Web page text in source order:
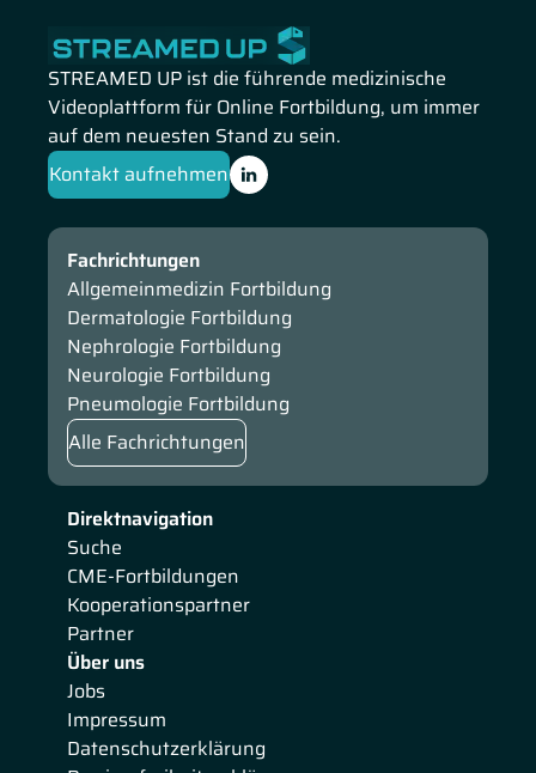
STREAMED UP ist die führende medizinische
Videoplattform für Online Fortbildung, um immer
auf dem neuesten Stand zu sein.
Kontakt aufnehmen
Direktnavigation
Suche
CME-Fortbildungen
Kooperationspartner
Partner
Über uns
Jobs
Impressum
Datenschutzerklärung
Fachrichtungen
Allgemeinmedizin Fortbildung
Dermatologie Fortbildung
Nephrologie Fortbildung
Neurologie Fortbildung
Pneumologie Fortbildung
Alle Fachrichtungen